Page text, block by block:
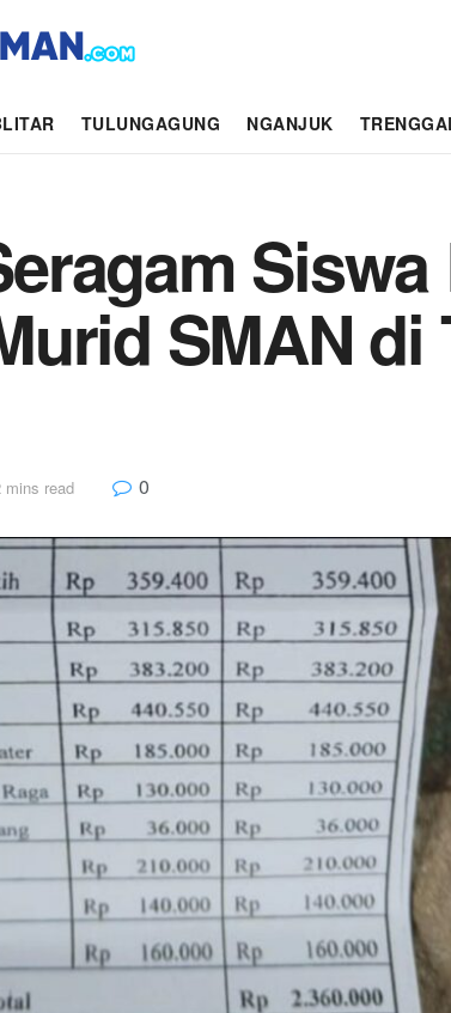
TULUNGAGUNG NGANJUK
SMAN
mins read 0